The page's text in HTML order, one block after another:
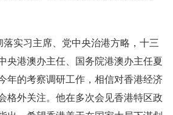
习主席、党中央治港方略，十三
央港澳办主任、国务院港澳办主任夏
年的考察调研工作，相信对香港经济
格外关注。他在多次会见香港特区政